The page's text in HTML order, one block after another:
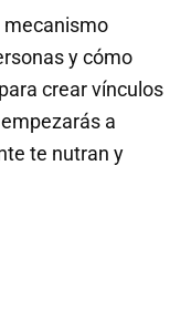
mecanismo
y cómo
crear vínculos
a
te nutran y